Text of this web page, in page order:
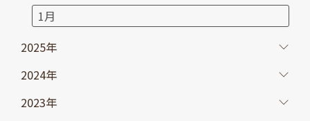
1月
2025年
2024年
2023年